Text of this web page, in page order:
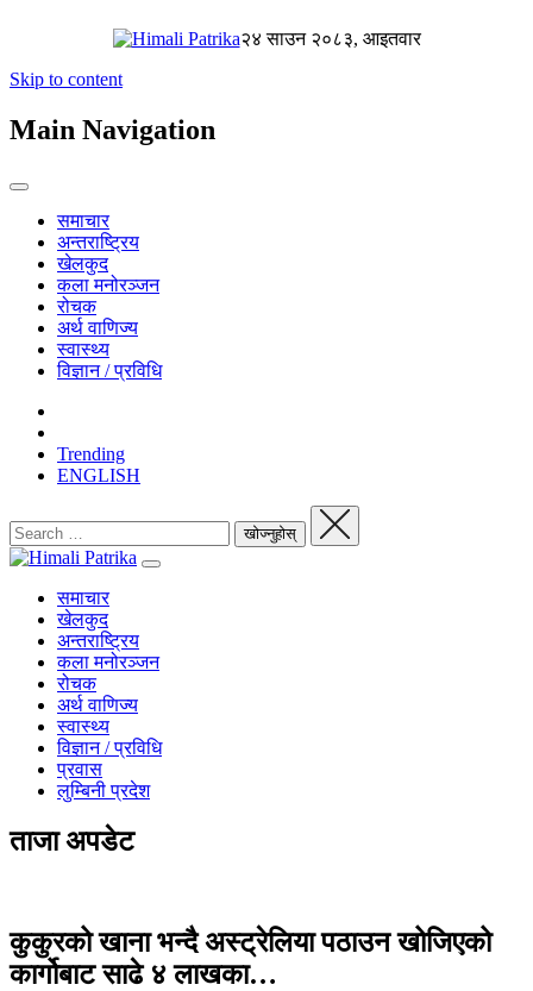
२४ साउन २०८३, आइतवार
Skip to content
Main Navigation
समाचार
अन्तराष्ट्रिय
खेलकुद
कला मनोरञ्जन
रोचक
अर्थ वाणिज्य
स्वास्थ्य
विज्ञान / प्रविधि
Trending
ENGLISH
समाचार
खेलकुद
अन्तराष्ट्रिय
कला मनोरञ्जन
रोचक
अर्थ वाणिज्य
स्वास्थ्य
विज्ञान / प्रविधि
प्रवास
लुम्बिनी प्रदेश
ताजा अपडेट
कुकुरको खाना भन्दै अस्ट्रेलिया पठाउन खोजिएको
कार्गोबाट साढे ४ लाखका…